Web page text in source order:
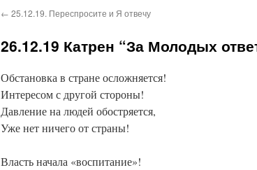
← 25.12.19. Переспросите и Я отвечу
26.12.19 Катрен “За Молодых
Обстановка в стране осложняется!
Интересом с другой стороны!
Давление на людей обостряется,
Уже нет ничего от страны!
Власть начала «воспитание»!